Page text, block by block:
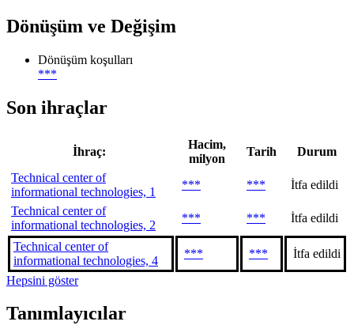
Dönüşüm ve Değişim
Dönüşüm koşulları
***
Son ihraçlar
İhraç:
Hacim,
milyon
Tarih
Durum
Technical center of
informational technologies, 1
*** ***
İtfa edildi
Technical center of
informational technologies, 2
*** *** İtfa edildi
Technical center of
informational technologies, 4
*** ***
İtfa edildi
Hepsini göster
Tanımlayıcılar